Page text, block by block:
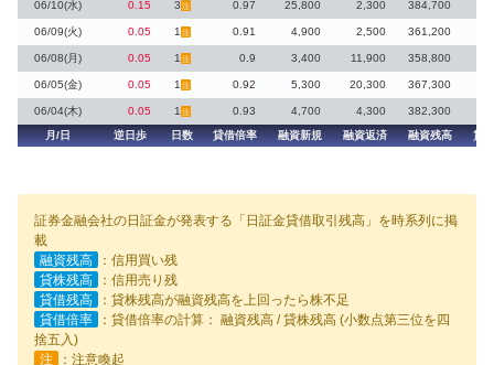
06/10(水) 0.15 3 注 0.97 25,800 2,300 384,700
06/09(火) 0.05 1 注 0.91 4,900 2,500 361,200
06/08(月) 0.05 1 注 0.9 3,400 11,900 358,800
06/05(金) 0.05 1 注 0.92 5,300 20,300 367,300
06/04(木) 0.05 1 注 0.93 4,700 4,300
382,300
月/日
逆日歩 日数 貸借倍率 融資新規 融資返済 融資残高 貸
証券金融会社の日証金が発表する「日証金貸借取引残高」を時系列に掲
載
融資残高
：信用買い残
貸株残高
：信用売り残
貸借残高
：貸株残高が融資残高を上回ったら株不足
貸借倍率
：貸借倍率の計算： 融資残高 / 貸株残高 (小数点第三位を四
捨五入)
注
：注意喚起